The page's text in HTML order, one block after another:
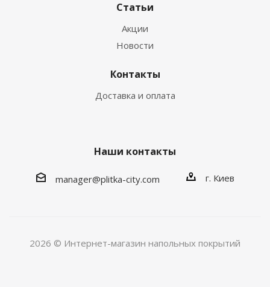
Статьи
Акции
Новости
Контакты
Доставка и оплата
Наши контакты
manager@plitka-city.com г. Киев
2026 © Интернет-магазин напольных покрытий